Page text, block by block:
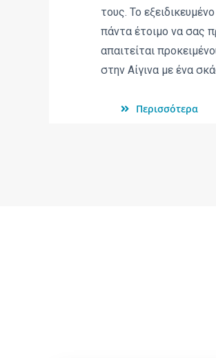
τους. Το
πάντα έτοιμο να σας
απαιτείται
στην Αίγινα με ένα
Περισσότερα